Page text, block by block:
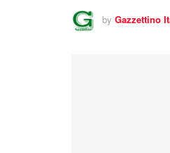
by Gazzettino